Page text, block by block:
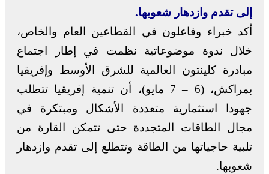
إلى تقدم وازدهار شعوبها.
أكد خبراء وفاعلون في القطاعين العام والخاص،
خلال ندوة موضوعاتية نظمت في إطار اجتماع
مبادرة كلينتون العالمية للشرق الأوسط وإفريقيا
بمراكش، (6 – 7 مايو)، أن تنمية إفريقيا تتطلب
جهودا استثمارية متعددة الأشكال ومبتكرة في
مجال الطاقات المتجددة حتى تتمكن القارة من
تلبية حاجياتها من الطاقة وتتطلع إلى تقدم وازدهار
شعوبها.